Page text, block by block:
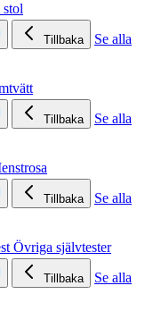
stol
Tillbaka
Se alla
Tillbaka
Se alla
Tillbaka
Se alla
Övriga självtester
Tillbaka
Se alla